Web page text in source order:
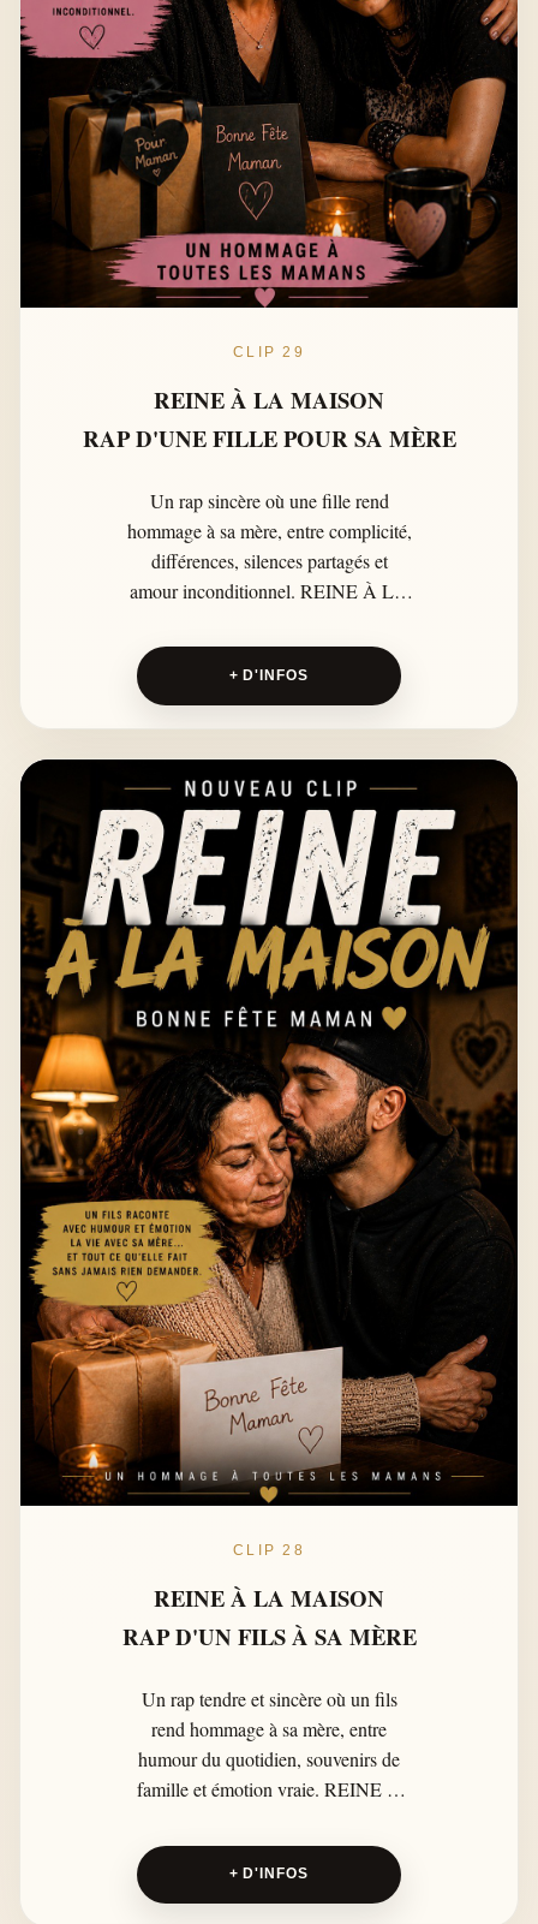
CLIP 29
REINE À LA MAISON
RAP D'UNE FILLE POUR SA MÈRE
Un rap sincère où une fille rend
hommage à sa mère, entre complicité,
différences, silences partagés et
amour inconditionnel. REINE À LA
unique qui grandit avec le temps,
quand les tensions deviennent
compréhension et que l’amour finit
+ D'INFOS
CLIP 28
REINE À LA MAISON
RAP D'UN FILS À SA MÈRE
Un rap tendre et sincère où un fils
rend hommage à sa mère, entre
humour du quotidien, souvenirs de
famille et émotion vraie. REINE À
portent tout, souvent sans rien
demander, et rappelle les mots
d’amour qu’on oublie parfois de dire.
+ D'INFOS